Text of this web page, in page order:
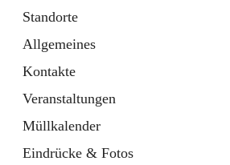
Standorte
Allgemeines
Kontakte
Veranstaltungen
Müllkalender
Eindrücke & Fotos
Ordner
in
neuem
Tab